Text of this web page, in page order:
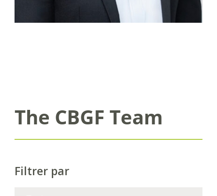
The CBGF Team
Filtrer par